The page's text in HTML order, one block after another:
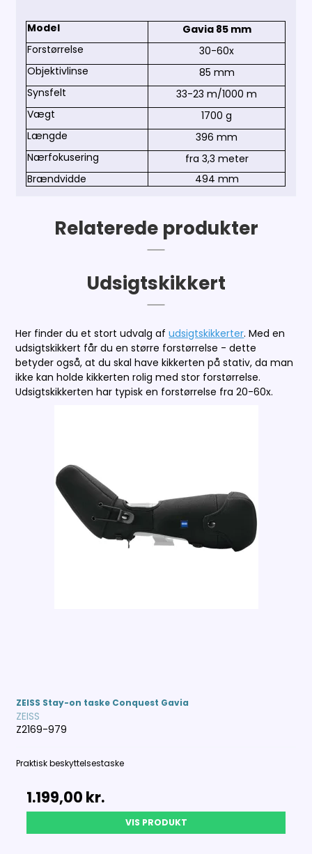
Model
Gavia 85 mm
Forstørrelse
30-60x
Objektivlinse
85 mm
Synsfelt
33-23 m/1000 m
Vægt
1700 g
Længde
396 mm
Nærfokusering
fra 3,3 meter
Brændvidde
494 mm
Relaterede produkter
Udsigtskikkert
Her finder du et stort udvalg afudsigtskikkerter. Med en
udsigtskikkert får du en større forstørrelse - dette
betyder også, at du skal have kikkerten på stativ, da man
ikke kan holde kikkerten rolig med stor forstørrelse.
Udsigtskikkerten har typisk en forstørrelse fra 20-60x.
ZEISS Stay-on taske Conquest Gavia
ZEISS
Z2169-979
Praktisk beskyttelsestaske
1.199,00 kr.
VIS PRODUKT